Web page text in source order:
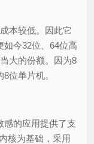
本较低。因此它
如今32位、64位高
大的份额。因为8
位单片机。
感的应用提供了支
核为基础，采用